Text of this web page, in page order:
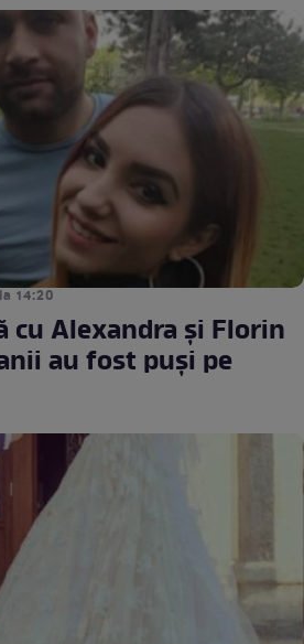
14:20
cu Alexandra şi Florin
au fost puşi pe